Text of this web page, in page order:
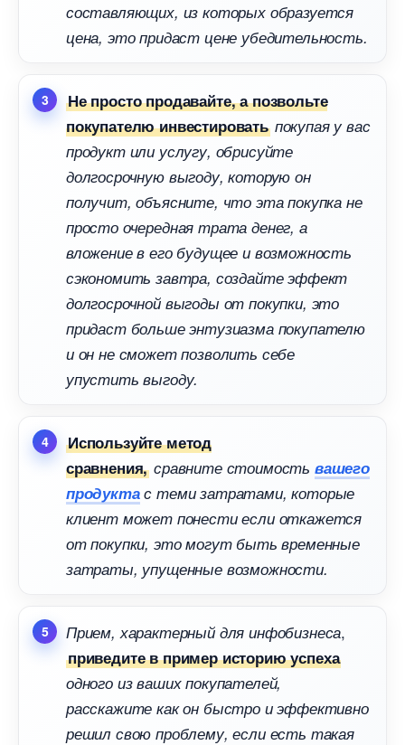
составляющих, из которых образуется
цена, это придаст цене убедительность.
Не просто продавайте, а позвольте
покупателю инвестировать покупая у вас
продукт или услугу, обрисуйте
долгосрочную выгоду, которую он
получит, объясните, что эта покупка не
просто очередная трата денег, а
ложение в его будущее и возможность
сэкономить завтра, создайте эффект
долгосрочной выгоды от покупки, это
придаст больше энтузиазма покупателю
и он не сможет позволить себе
упустить выгоду.
Используйте метод
сравнения, сравните стоимость ашего
продуктас теми затратами, которые
клиент может понести если откажется
от покупки, это могут быть временные
затраты, упущенные возможности.
Прием, характерный для инфобизнеса,
приведите в пример историю успеха
одного из ваших покупателей,
расскажите как он быстро и эффективно
решил свою проблему, если есть такая